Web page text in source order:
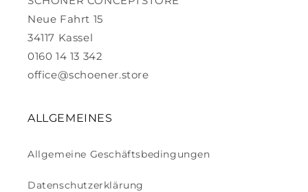
Neue Fahrt 15
34117 Kassel
0160 14 13 342
office@schoener.store
ALLGEMEINES
Allgemeine Geschäftsbedingungen
Datenschutzerklärung